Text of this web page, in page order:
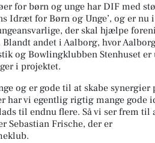
for børn og unge har DIF med
Idræt for Børn og Unge’, og er nu
der skal hjælpe
andet i Aalborg, hvor
og Bowlingklubben Stenhuset er
i projektet.
og er gode til at skabe synergier
har vi egentlig rigtig mange gode
til endnu flere. Så vi ser frem til
Sebastian Frische, der er